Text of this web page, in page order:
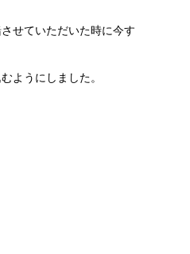
せていただいた時に今す
ようにしました。